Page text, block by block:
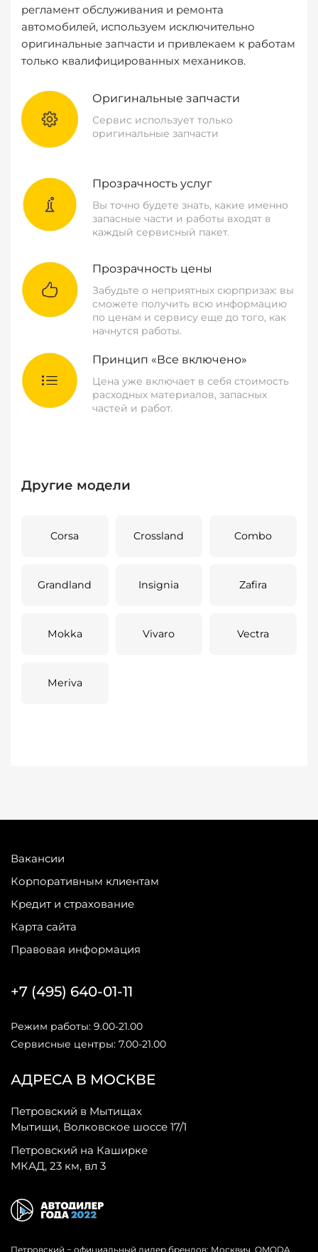
регламент обслуживания и ремонта
автомобилей, используем исключительно
оригинальные запчасти и привлекаем к работам
только квалифицированных механиков.
Оригинальные запчасти
Сервис использует только
оригинальные запчасти
Прозрачность услуг
Вы точно будете знать, какие именно
запасные части и работы входят в
каждый сервисный пакет.
Прозрачность цены
Забудьте о неприятных сюрпризах: вы
сможете получить всю информацию
по ценам и сервису еще до того, как
начнутся работы.
Принцип «Все включено»
Цена уже включает в себя стоимость
расходных материалов, запасных
частей и работ.
Другие модели
Corsa Crossland Combo
Grandland Insignia Zafira
Mokka Vivaro Vectra
Meriva
Вакансии
Корпоративным клиентам
Кредит и страхование
Карта сайта
Правовая информация
АДРЕСА В МОСКВЕ
Петровский в Мытищах
Мытищи, Волковское шоссе 17/1
Петровский на Каширке
МКАД, 23 км, вл 3
+7 (495) 640-01-11
Режим работы: 9.00-21.00
Сервисные центры: 7.00-21.00
Петровский − официальный дилер брендов: Москвич, OMODA,